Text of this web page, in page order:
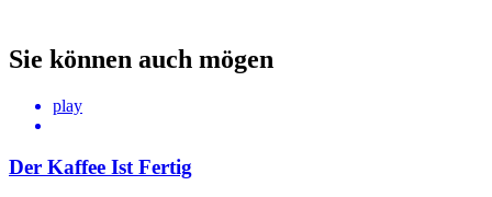
Sie können auch mögen
play
Der Kaffee Ist Fertig